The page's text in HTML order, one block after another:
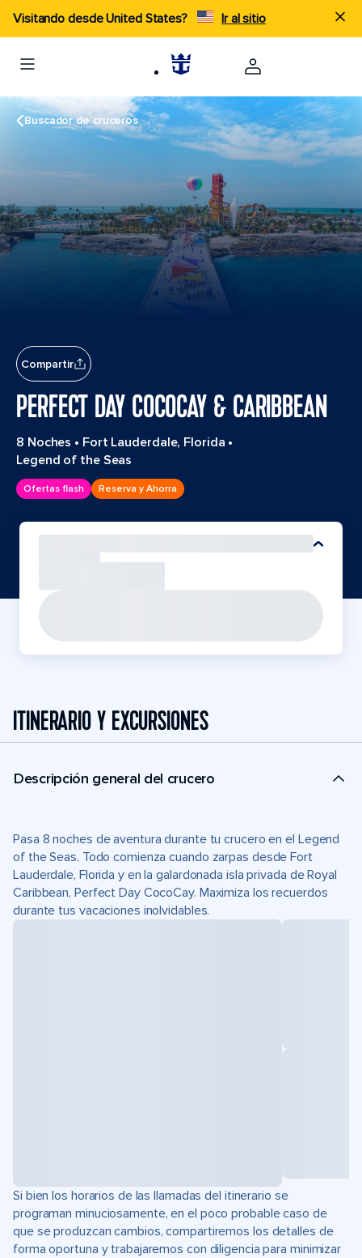
Visitando desde United States? Ir al sitio
Buscador de cruceros
Compartir
PERFECT DAY COCOCAY & CARIBBEAN
8 Noches • Fort Lauderdale, Florida •
Legend of the Seas
Ofertas flash Reserva y Ahorra
ITINERARIO Y EXCURSIONES
Descripción general del crucero
Pasa 8 noches de aventura durante tu crucero en el Legend
of the Seas. Todo comienza cuando zarpas desde Fort
Lauderdale, Florida y en la galardonada isla privada de Royal
Caribbean, Perfect Day CocoCay. Maximiza los recuerdos
durante tus vacaciones inolvidables.
Si bien los horarios de las llamadas del itinerario se
programan minuciosamente, en el poco probable caso de
que se produzcan cambios, compartiremos los detalles de
forma oportuna y trabajaremos con diligencia para minimizar